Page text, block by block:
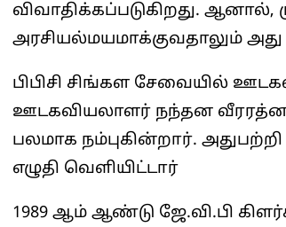
விவாதிக்கப்படுகிறது.
அரசியல்மயமாக்குவதாலும்
பிபிசி சிங்கள சேவையில்
ஊடகவியலாளர் நந்தன வீரரத்ன,
பலமாக நம்புகின்றார்.
எழுதி வெளியிட்டார்
1989 ஆம் ஆண்டு ஜே.வி.பி